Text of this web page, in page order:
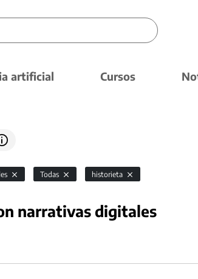
artificial Cursos
Todas historieta
narrativas digitales